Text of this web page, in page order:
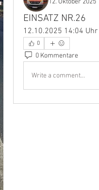
12. Oktober 2025
EINSATZ NR.26
12.10.2025 14:04
0
0 Kommentare
Write a comment...